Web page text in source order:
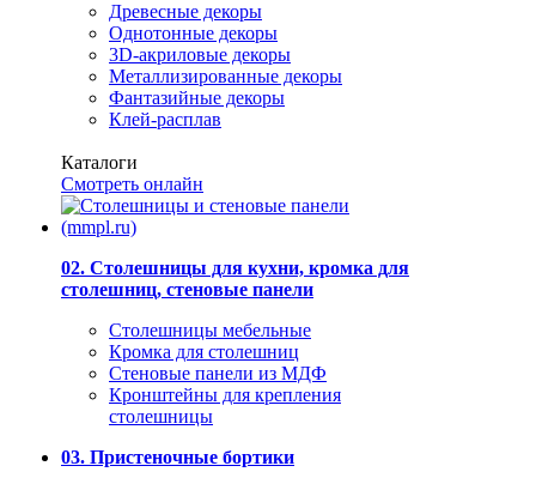
Древесные декоры
Однотонные декоры
3D-акриловые декоры
Металлизированные декоры
Фантазийные декоры
Клей-расплав
Каталоги
Смотреть онлайн
02. Столешницы для кухни, кромка для
столешниц, стеновые панели
Столешницы мебельные
Кромка для столешниц
Стеновые панели из МДФ
Кронштейны для крепления
столешницы
03. Пристеночные бортики